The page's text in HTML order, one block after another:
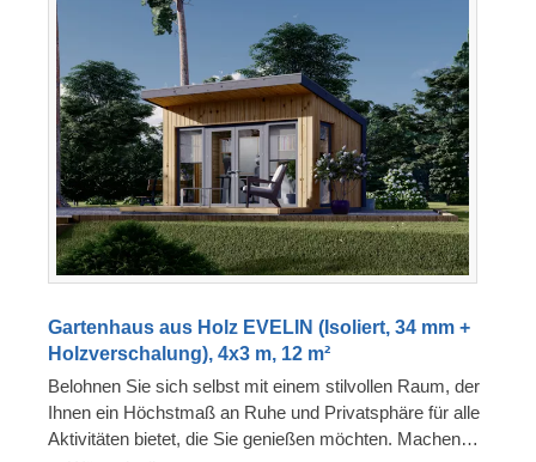
Gartenhaus aus Holz EVELIN (Isoliert, 34 mm +
Holzverschalung), 4x3 m, 12 m²
Belohnen Sie sich selbst mit einem stilvollen Raum, der
Ihnen ein Höchstmaß an Ruhe und Privatsphäre für alle
Aktivitäten bietet, die Sie genießen möchten. Machen